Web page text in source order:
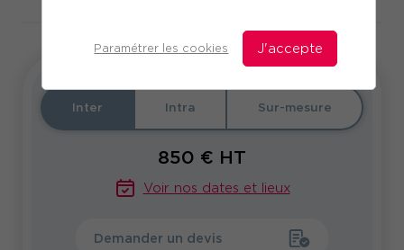
Paramétrer les cookies J'accepte
Inter Intra Sur-mesure
850 € HT
Voir nos dates et lieux
Demander un devis